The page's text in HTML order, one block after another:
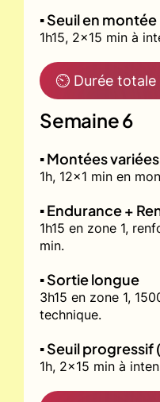
▪️ Seuil en
1h15, 2x15 min à
⏲ Durée totale
Semaine 6
▪️ Montées
1h, 12x1 min en
▪️ Endurance +
1h15 en zone 1,
min.
▪️ Sortie longue
3h15 en zone 1,
technique.
▪️ Seuil progressif
1h, 2x15 min à